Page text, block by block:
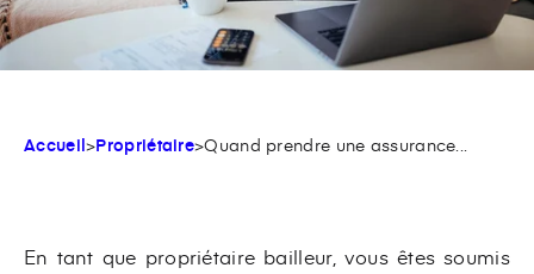
Accueil>Propriétaire>Quand prendre une assurance...
En tant que propriétaire bailleur, vous êtes soumis